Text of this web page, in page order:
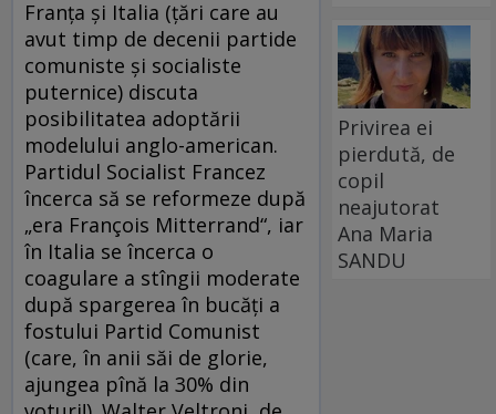
Franţa şi Italia (ţări care au
avut timp de decenii partide
comuniste şi socialiste
puternice) discuta
posibilitatea adoptării
modelului anglo-american.
Partidul Socialist Francez
încerca să se reformeze după
„era François Mitterrand“, iar
în Italia se încerca o
coagulare a stîngii moderate
după spargerea în bucăţi a
fostului Partid Comunist
(care, în anii săi de glorie,
ajungea pînă la 30% din
Privirea ei
pierdută, de
copil
neajutorat
Ana Maria
SANDU